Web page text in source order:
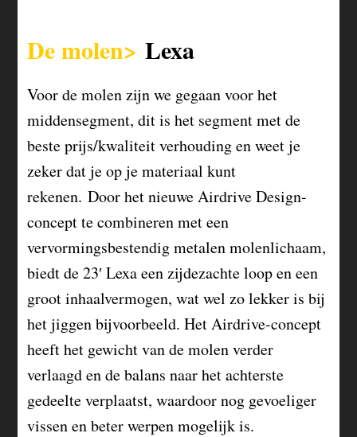
De molen>Lexa
Voor de molen zijn we gegaan voor het
middensegment, dit is het segment met de
beste prijs/kwaliteit verhouding en weet je
zeker dat je op je materiaal kunt
rekenen. Door het nieuwe Airdrive Design-
concept te combineren met een
vervormingsbestendig metalen molenlichaam,
biedt de 23′ Lexa een zijdezachte loop en een
groot inhaalvermogen, wat wel zo lekker is bij
het jiggen bijvoorbeeld. Het Airdrive-concept
heeft het gewicht van de molen verder
verlaagd en de balans naar het achterste
gedeelte verplaatst, waardoor nog gevoeliger
vissen en beter werpen mogelijk is.